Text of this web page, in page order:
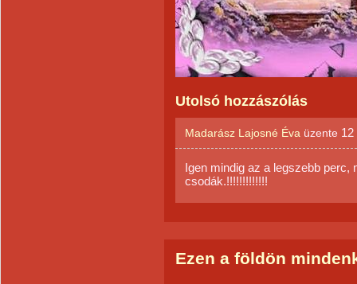
Utolsó hozzászólás
Madarász Lajosné Éva üzente 12
Igen mindig az a legszebb perc,
csodák.!!!!!!!!!!!!!
Ezen a földön